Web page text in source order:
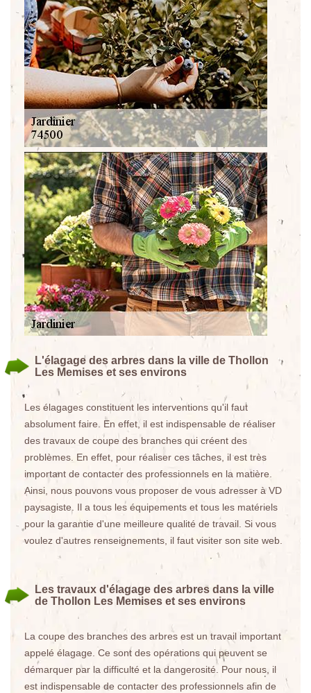
L'élagage des arbres dans la ville de Thollon
Les Memises et ses environs
Les élagages constituent les interventions qu'il faut
absolument faire. En effet, il est indispensable de réaliser
des travaux de coupe des branches qui créent des
problèmes. En effet, pour réaliser ces tâches, il est très
important de contacter des professionnels en la matière.
Ainsi, nous pouvons vous proposer de vous adresser à VD
paysagiste. Il a tous les équipements et tous les matériels
pour la garantie d'une meilleure qualité de travail. Si vous
voulez d'autres renseignements, il faut visiter son site web.
Les travaux d'élagage des arbres dans la ville
de Thollon Les Memises et ses environs
La coupe des branches des arbres est un travail important
appelé élagage. Ce sont des opérations qui peuvent se
démarquer par la difficulté et la dangerosité. Pour nous, il
est indispensable de contacter des professionnels afin de